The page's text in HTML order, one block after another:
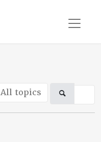
All topics